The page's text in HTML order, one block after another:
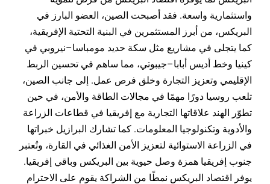
واستثمارية واسعة. فقد أصبحت الصين، العضو البارز في
البريكس، من أبرز المستثمرين في البنية التحتية الإفريقية،
كما يتجلى في مشاريع مثل سكة حديد مومباسا–نيروبي في
كينيا وخط أديس أبابا–جيبوتي، مما ساهم في تحسين الربط
الإقليمي وتعزيز التجارة وخلق فرص عمل. إلى جانب الصين،
تلعب روسيا دورًا مهمًا في مجالات الطاقة والأمن، في حين
تطوّر الهند علاقاتها التجارية مع إفريقيا في قطاعات الزراعة
والأدوية وتكنولوجيا المعلومات. كما تشارك البرازيل خبراتها
في الزراعة الاستوائية لتعزيز الأمن الغذائي في القارة، وتُعتبر
جنوب إفريقيا همزة وصل حيوية بين البريكس وباقي إفريقيا.
يوفر اقتصاد البريكس نمطًا من الشراكة يقوم على الاحترام